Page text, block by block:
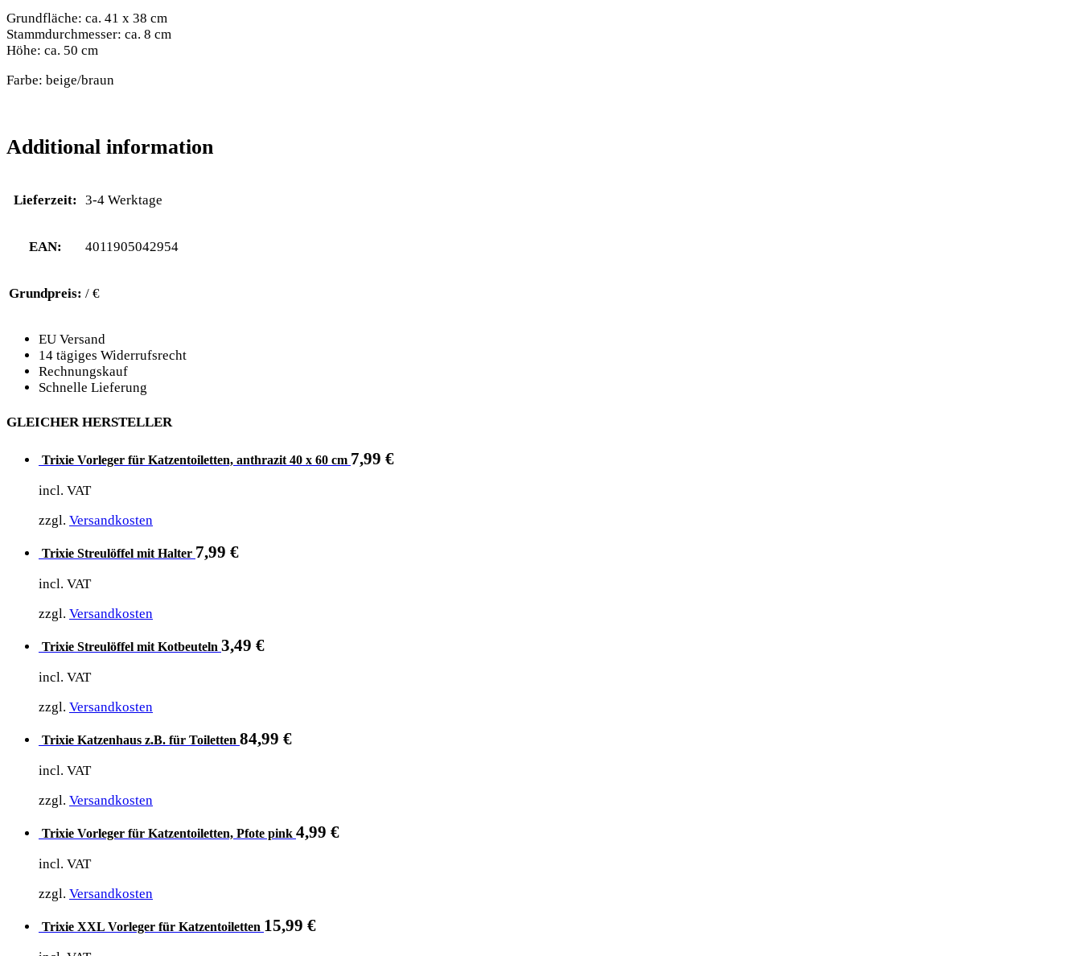
Grundfläche: ca. 41 x 38 cm
Stammdurchmesser: ca. 8 cm
Höhe: ca. 50 cm
Farbe: beige/braun
Additional information
Lieferzeit: 3-4 Werktage
EAN: 4011905042954
Grundpreis: / €
EU Versand
14 tägiges Widerrufsrecht
Rechnungskauf
Schnelle Lieferung
GLEICHER HERSTELLER
Trixie Vorleger für Katzentoiletten, anthrazit 40 x 60 cm 7,99 €
incl. VAT
zzgl. Versandkosten
Trixie Streulöffel mit Halter 7,99 €
incl. VAT
zzgl. Versandkosten
Trixie Streulöffel mit Kotbeuteln 3,49 €
incl. VAT
zzgl. Versandkosten
Trixie Katzenhaus z.B. für Toiletten 84,99 €
incl. VAT
zzgl. Versandkosten
Trixie Vorleger für Katzentoiletten, Pfote pink 4,99 €
incl. VAT
zzgl. Versandkosten
Trixie XXL Vorleger für Katzentoiletten 15,99 €